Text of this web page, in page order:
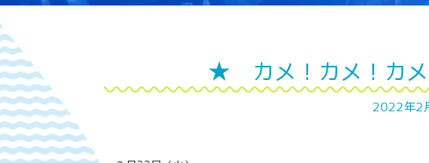
★ カメ！カメ！カ
2022年2